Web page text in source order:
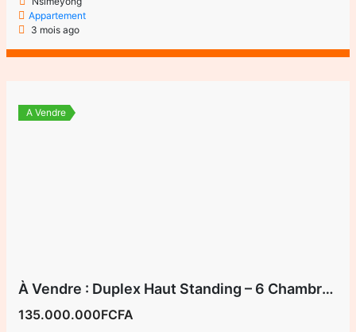
Appartement
3 mois ago
A Vendre
À Vendre : Duplex Haut Standing – 6 Chambres – Yaoundé, Nkozoa
135.000.000FCFA